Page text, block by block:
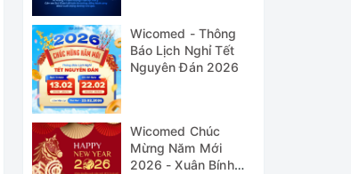
Wicomed - Thông
Báo Lịch Nghỉ Tết
Nguyên Đán 2026
Wicomed Chúc
Mừng Năm Mới
2026 - Xuân Bính